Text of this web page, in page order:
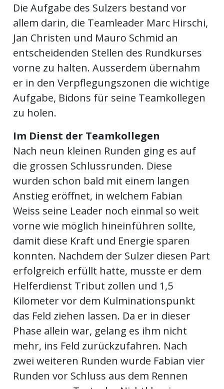
Die Aufgabe des Sulzers bestand vor
allem darin, die Teamleader Marc Hirschi,
Jan Christen und Mauro Schmid an
entscheidenden Stellen des Rundkurses
vorne zu halten. Ausserdem übernahm
er in den Verpflegungszonen die wichtige
Aufgabe, Bidons für seine Teamkollegen
zu holen.
Im Dienst der Teamkollegen
Nach neun kleinen Runden ging es auf
die grossen Schlussrunden. Diese
wurden schon bald mit einem langen
Anstieg eröffnet, in welchem Fabian
Weiss seine Leader noch einmal so weit
vorne wie möglich hineinführen sollte,
damit diese Kraft und Energie sparen
konnten. Nachdem der Sulzer diesen Part
erfolgreich erfüllt hatte, musste er dem
Helferdienst Tribut zollen und 1,5
Kilometer vor dem Kulminationspunkt
das Feld ziehen lassen. Da er in dieser
Phase allein war, gelang es ihm nicht
mehr, ins Feld zurückzufahren. Nach
zwei weiteren Runden wurde Fabian vier
Runden vor Schluss aus dem Rennen